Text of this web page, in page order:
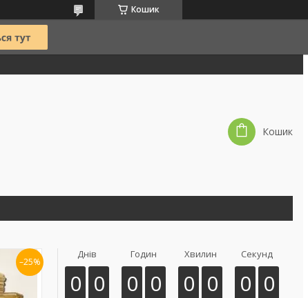
Кошик
Кошик
–25%
Днів
0 0
Годин
0 0
Хвилин
0 0
Секунд
0 0